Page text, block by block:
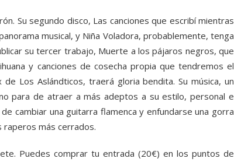
Su segundo disco, Las canciones que escribí mientras
musical, y Niña Voladora, probablemente, tenga
su tercer trabajo, Muerte a los pájaros negros, que
y canciones de cosecha propia que tendremos el
Los Aslándticos, traerá gloria bendita. Su música, un
para de atraer a más adeptos a su estilo, personal e
cambiar una guitarra flamenca y enfundarse una gorra
raperos más cerrados.
Puedes comprar tu entrada (20€) en los puntos de